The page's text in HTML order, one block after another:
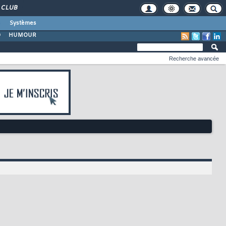
CLUB
Systèmes
HUMOUR
Recherche avancée